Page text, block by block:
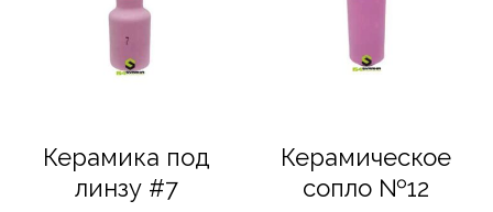
Керамика под
линзу #7
Керамическое
сопло №12